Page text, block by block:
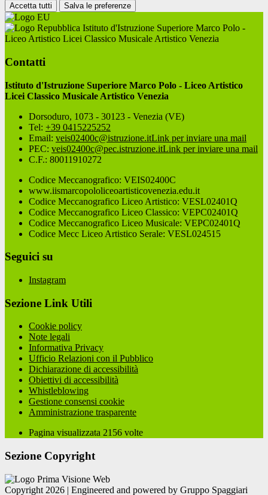
Accetta tutti Salva le preferenze
Istituto d'Istruzione Superiore Marco Polo -
Liceo Artistico Licei Classico Musicale Artistico Venezia
Contatti
Istituto d'Istruzione Superiore Marco Polo - Liceo Artistico
Licei Classico Musicale Artistico Venezia
Dorsoduro, 1073 - 30123 - Venezia (VE)
Tel: +39 0415225252
Email: veis02400c@istruzione.itLink per inviare una mail
PEC: veis02400c@pec.istruzione.itLink per inviare una mail
C.F.: 80011910272
Codice Meccanografico: VEIS02400C
www.iismarcopololiceoartisticovenezia.edu.it
Codice Meccanografico Liceo Artistico: VESL02401Q
Codice Meccanografico Liceo Classico: VEPC02401Q
Codice Meccanografico Liceo Musicale: VEPC02401Q
Codice Mecc Liceo Artistico Serale: VESL024515
Seguici su
Instagram
Sezione Link Utili
Cookie policy
Note legali
Informativa Privacy
Ufficio Relazioni con il Pubblico
Dichiarazione di accessibilità
Obiettivi di accessibilità
Whistleblowing
Gestione consensi cookie
Amministrazione trasparente
Pagina visualizzata 2156 volte
Sezione Copyright
Copyright 2026 | Engineered and powered by Gruppo Spaggiari